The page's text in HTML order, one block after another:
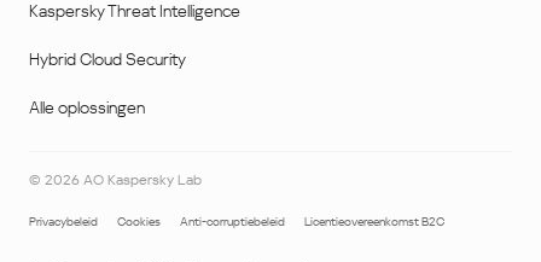
Kaspersky Threat Intelligence
Hybrid Cloud Security
Alle oplossingen
© 2026 AO Kaspersky Lab
Privacybeleid Cookies Anti-corruptiebeleid Licentieovereenkomst B2C